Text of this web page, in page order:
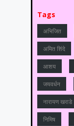
Tags
अभिजित
अमित शिंदे
आशय
जयवर्धन
नारायण खराडे
निमिष